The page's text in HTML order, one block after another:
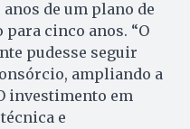
de um plano de
cinco anos. “O
pudesse seguir
ampliando a
investimento em
e